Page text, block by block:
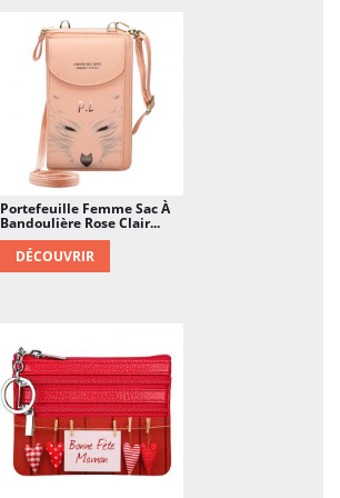
Portefeuille Femme Sac À
Bandoulière Rose Clair...
DÉCOUVRIR